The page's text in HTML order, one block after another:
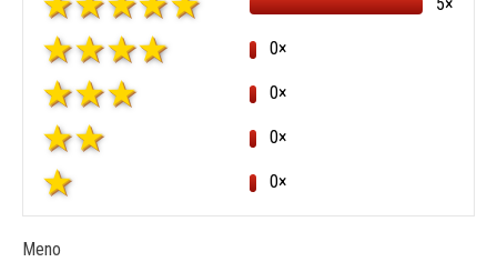
0×
0×
0×
0×
Meno